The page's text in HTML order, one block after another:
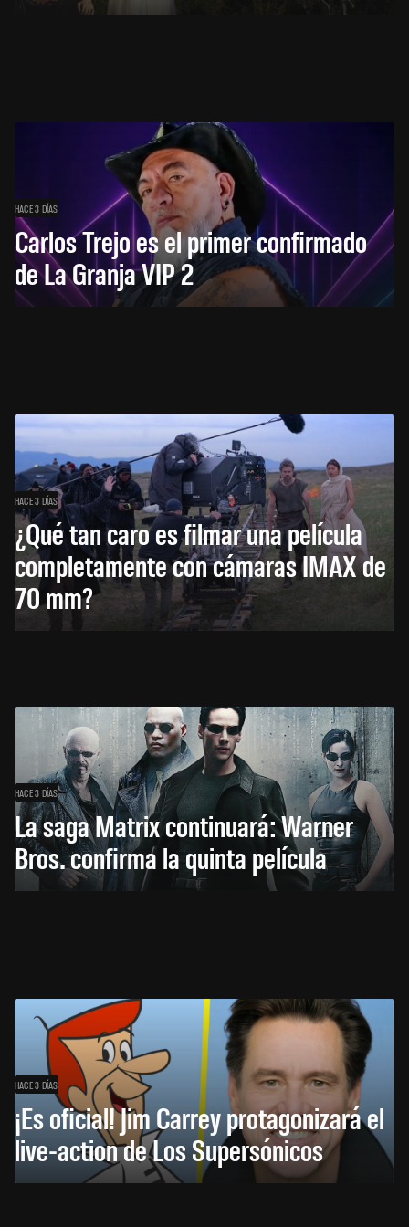
HACE 3 DÍAS
Carlos Trejo es el primer confirmado
de La Granja VIP 2
HACE 3 DÍAS
¿Qué tan caro es filmar una película
completamente con cámaras IMAX de
70 mm?
HACE 3 DÍAS
La saga Matrix continuará: Warner
Bros. confirma la quinta película
HACE 3 DÍAS
¡Es oficial! Jim Carrey protagonizará el
live-action de Los Supersónicos